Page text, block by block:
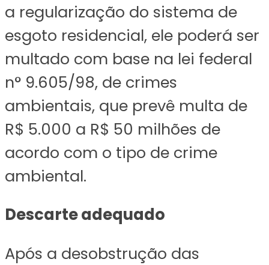
a regularização do sistema de
esgoto residencial, ele poderá ser
multado com base na lei federal
n° 9.605/98, de crimes
ambientais, que prevê multa de
R$ 5.000 a R$ 50 milhões de
acordo com o tipo de crime
ambiental.
Descarte adequado
Após a desobstrução das